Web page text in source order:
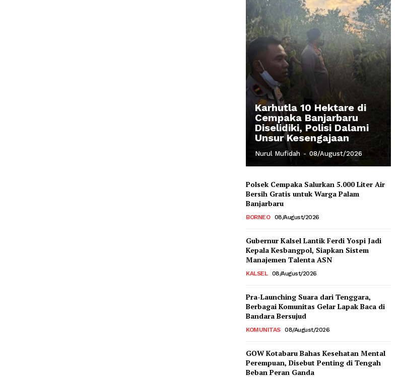
Karhutla 10 Hektare di
Cempaka Banjarbaru
Diselidiki, Polisi Dalami
Unsur Kesengajaan
Nurul Mufidah - 08/August/2026
Polsek Cempaka Salurkan 5.000 Liter Air
Bersih Gratis untuk Warga Palam
Banjarbaru
BORNEO 08/August/2026
Gubernur Kalsel Lantik Ferdi Yospi Jadi
Kepala Kesbangpol, Siapkan Sistem
Manajemen Talenta ASN
KALSEL 08/August/2026
Pra-Launching Suara dari Tenggara,
Berbagai Komunitas Gelar Lapak Baca di
Bandara Bersujud
KOMUNITAS 08/August/2026
GOW Kotabaru Bahas Kesehatan Mental
Perempuan, Disebut Penting di Tengah
Beban Peran Ganda